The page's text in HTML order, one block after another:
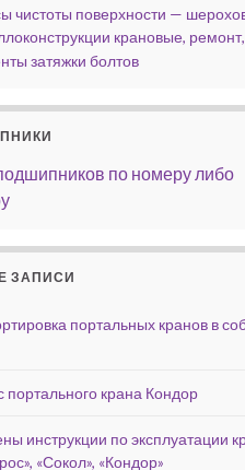
чистоты поверхности —
крановые, ремонт,
затяжки болтов
по номеру либо
ЗАПИСИ
портальных кранов в
портального крана Кондор
инструкции по эксплуатации
«Сокол», «Кондор»